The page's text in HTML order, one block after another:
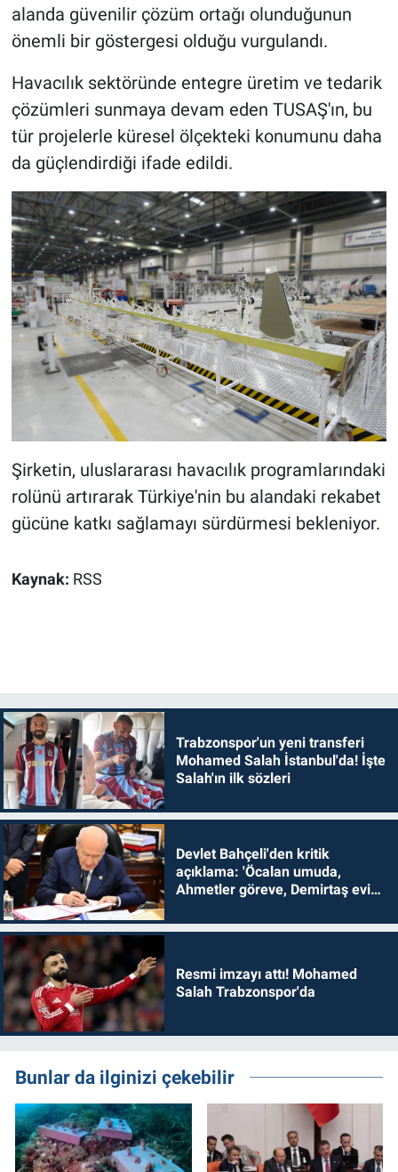
alanda güvenilir çözüm ortağı olunduğunun
önemli bir göstergesi olduğu vurgulandı.
Havacılık sektöründe entegre üretim ve tedarik
çözümleri sunmaya devam eden TUSAŞ'ın, bu
tür projelerle küresel ölçekteki konumunu daha
da güçlendirdiği ifade edildi.
Şirketin, uluslararası havacılık programlarındaki
rolünü artırarak Türkiye'nin bu alandaki rekabet
gücüne katkı sağlamayı sürdürmesi bekleniyor.
Kaynak: RSS
Trabzonspor'un yeni transferi
Mohamed Salah İstanbul'da! İşte
Salah'ın ilk sözleri
Devlet Bahçeli'den kritik
açıklama: 'Öcalan umuda,
Ahmetler göreve, Demirtaş evine
Resmi imzayı attı! Mohamed
Salah Trabzonspor'da
Bunlar da ilginizi çekebilir